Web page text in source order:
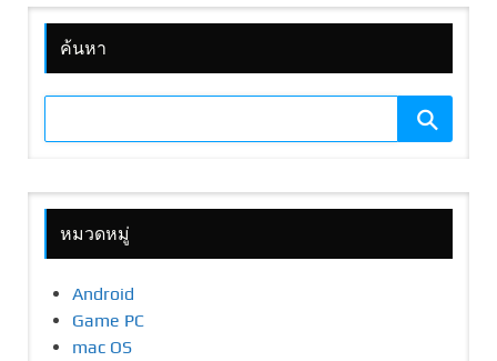
ค้นหา
หมวดหมู่
Android
Game PC
mac OS